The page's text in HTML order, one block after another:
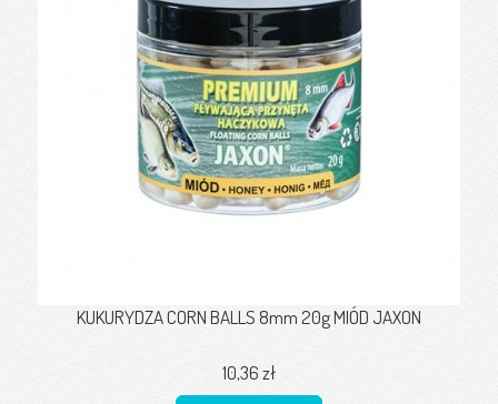
KUKURYDZA CORN BALLS 8mm 20g MIÓD JAXON
10,36 zł